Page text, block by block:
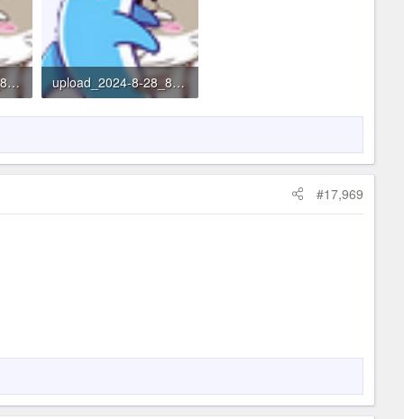
upload_2024-8-28_8-14-47.png
upload_2024-8-28_8-14-49.png
12.2 KB · Đọc: 36
#17,969